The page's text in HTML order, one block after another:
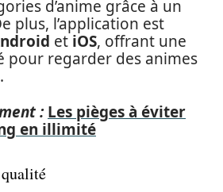
d’anime grâce à un
plus, l’application est
et iOS, offrant une
pour regarder des animes
: Les pièges à éviter
en illimité